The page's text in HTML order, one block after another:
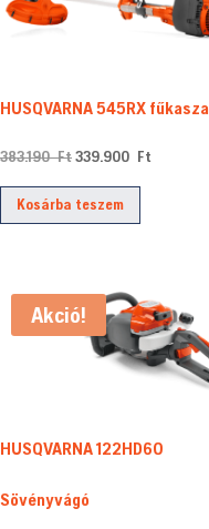
HUSQVARNA 545RX fűkasza
383.190FtOriginal
price
was:
339.900 Ft
Kosárba teszem
Akció!
HUSQVARNA 122HD60
Sövényvágó